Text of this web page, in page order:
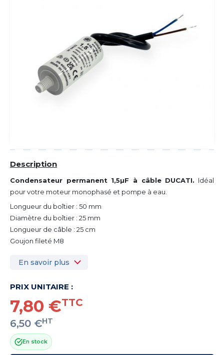
Description
Condensateur permanent 1,5µF à câble DUCATI. Idéal
pour votre moteur monophasé et pompe à eau.
Longueur du boîtier : 50 mm
Diamètre du boîtier : 25 mm
Longueur de câble : 25 cm
Goujon fileté M8
En savoir plus
PRIX UNITAIRE :
7,80 €TTC
6,50 €HT
En stock